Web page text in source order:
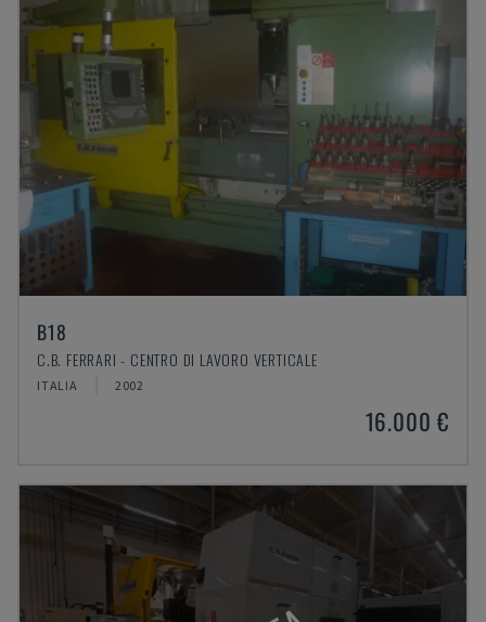
B18
C.B. FERRARI - CENTRO DI LAVORO VERTICALE
ITALIA 2002
16.000 €